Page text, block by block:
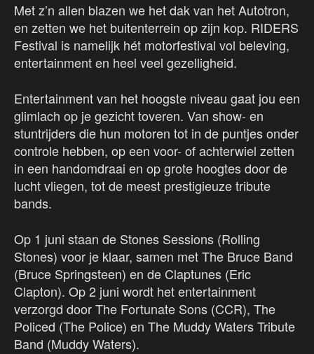
Met z’n allen blazen we het dak van het Autotron,
en zetten we het buitenterrein op zijn kop. RIDERS
Festival is namelijk hét motorfestival vol beleving,
entertainment en heel veel gezelligheid.
Entertainment van het hoogste niveau gaat jou een
glimlach op je gezicht toveren. Van show- en
stuntrijders die hun motoren tot in de puntjes onder
controle hebben, op een voor- of achterwiel zetten
in een handomdraai en op grote hoogtes door de
lucht vliegen, tot de meest prestigieuze tribute
bands.
Op 1 juni staan de Stones Sessions (Rolling
Stones) voor je klaar, samen met The Bruce Band
(Bruce Springsteen) en de Claptunes (Eric
Clapton). Op 2 juni wordt het entertainment
verzorgd door The Fortunate Sons (CCR), The
Policed (The Police) en The Muddy Waters Tribute
Band (Muddy Waters).